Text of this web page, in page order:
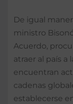
De igual
ministro
Acuerdo,
atraer al país a
encuentran
cadenas
establecerse